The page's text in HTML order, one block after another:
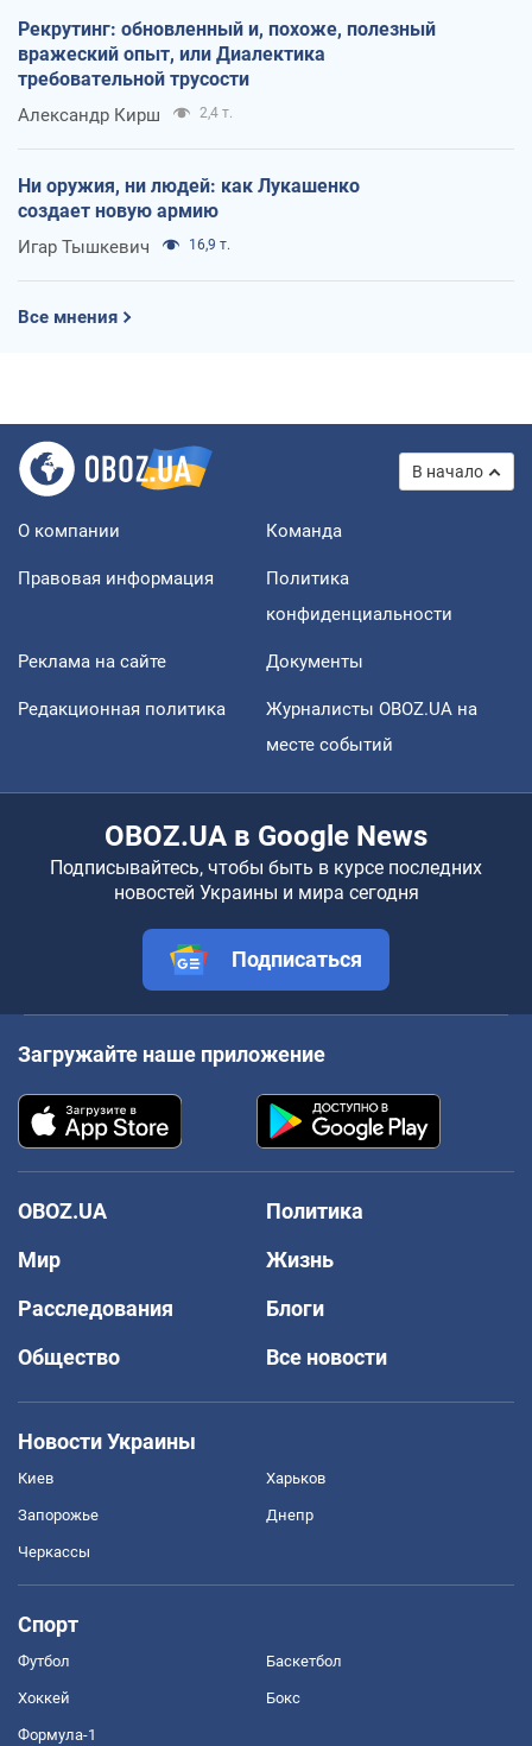
Рекрутинг: обновленный и, похоже, полезный
вражеский опыт, или Диалектика
требовательной трусости
Александр Кирш 2,4 т.
Ни оружия, ни людей: как Лукашенко
создает новую армию
Игар Тышкевич 16,9 т.
Все мнения
В начало
О компании Команда
Правовая информация
Политика
конфиденциальности
Реклама на сайте Документы
Редакционная политика
Журналисты OBOZ.UA на
месте событий
OBOZ.UA в Google News
Подписывайтесь, чтобы быть в курсе последних
новостей Украины и мира сегодня
Подписаться
Загружайте наше приложение
OBOZ.UA
Политика
Мир
Жизнь
Расследования
Блоги
Общество
Все новости
Новости Украины
Киев Харьков
Запорожье Днепр
Черкассы
Спорт
Футбол Баскетбол
Хоккей Бокс
Формула-1